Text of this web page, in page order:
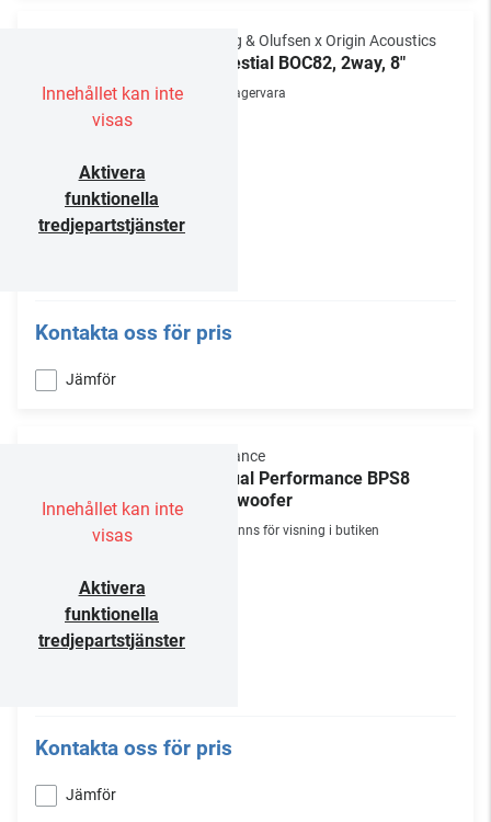
Innehållet kan inte
visas
Aktivera
funktionella
tredjepartstjänster
Bang & Olufsen x Origin Acoustics
Celestial BOC82, 2way, 8"
Lagervara
Kontakta oss för pris
Jämför
Innehållet kan inte
visas
Aktivera
funktionella
tredjepartstjänster
Sonance
Visual Performance BPS8
Subwoofer
Finns för visning i butiken
Kontakta oss för pris
Jämför